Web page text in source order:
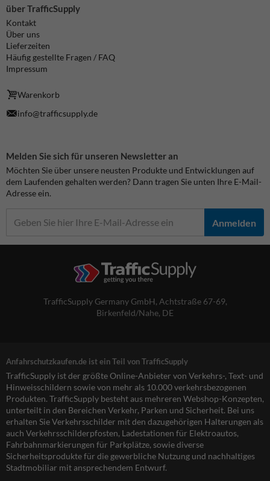
über TrafficSupply
Kontakt
Über uns
Lieferzeiten
Häufig gestellte Fragen / FAQ
Impressum
Warenkorb
info@trafficsupply.de
Melden Sie sich für unseren Newsletter an
Möchten Sie über unsere neusten Produkte und Entwicklungen auf
dem Laufenden gehalten werden? Dann tragen Sie unten Ihre E-Mail-
Adresse ein.
Anmelden
TrafficSupply Germany GmbH, Achtstraße 67-69,
Birkenfeld/Nahe, DE
Anfahrschutzkaufen.de ist ein Teil von TrafficSupply
TrafficSupply ist der größte Online-Anbieter von Verkehrs-, Text- und
Hinweisschildern sowie von mehr als 10.000 verkehrsbezogenen
Produkten. TrafficSupply besteht aus mehreren Webshop-Konzepten,
unterteilt in den Bereichen Verkehr, Parken und Sicherheit. Bei uns
erhalten Sie Verkehrsschilder mit den dazugehörigen Halterungen als
auch Verkehrsschilderpfosten, Ladestationen für Elektroautos,
Fahrbahnmarkierungen für Parkplätze, sowie diverse
Sicherheitsprodukte für die gewerbliche Nutzung und nachhaltiges
Stadtmobiliar mit ansprechendem Entwurf.